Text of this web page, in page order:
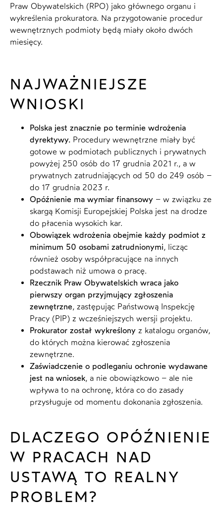
Praw Obywatelskich (RPO) jako głównego organu i
wykreślenia prokuratora. Na przygotowanie procedur
wewnętrznych podmioty będą miały około dwóch
miesięcy.
NAJWAŻNIEJSZE
WNIOSKI
Polska jest znacznie po terminie wdrożenia
dyrektywy. Procedury wewnętrzne miały być
gotowe w podmiotach publicznych i prywatnych
powyżej 250 osób do 17 grudnia 2021 r., a w
prywatnych zatrudniających od 50 do 249 osób –
do 17 grudnia 2023 r.
Opóźnienie ma wymiar finansowy – w związku ze
skargą Komisji Europejskiej Polska jest na drodze
do płacenia wysokich kar.
Obowiązek wdrożenia obejmie każdy podmiot z
minimum 50 osobami zatrudnionymi, licząc
również osoby współpracujące na innych
podstawach niż umowa o pracę.
Rzecznik Praw Obywatelskich wraca jako
pierwszy organ przyjmujący zgłoszenia
zewnętrzne, zastępując Państwową Inspekcję
Pracy (PIP) z wcześniejszych wersji projektu.
Prokurator został wykreślony z katalogu organów,
do których można kierować zgłoszenia
zewnętrzne.
Zaświadczenie o podleganiu ochronie wydawane
jest na wniosek, a nie obowiązkowo – ale nie
wpływa to na ochronę, która co do zasady
przysługuje od momentu dokonania zgłoszenia.
DLACZEGO OPÓŹNIENIE
W PRACACH NAD
USTAWĄ TO REALNY
PROBLEM?